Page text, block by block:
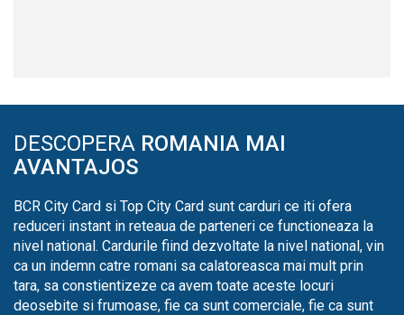
DESCOPERA ROMANIA MAI
AVANTAJOS
BCR City Card si Top City Card sunt carduri ce iti ofera
reduceri instant in reteaua de parteneri ce functioneaza la
nivel national. Cardurile fiind dezvoltate la nivel national, vin
ca un indemn catre romani sa calatoreasca mai mult prin
tara, sa constientizeze ca avem toate aceste locuri
deosebite si frumoase, fie ca sunt comerciale, fie ca sunt